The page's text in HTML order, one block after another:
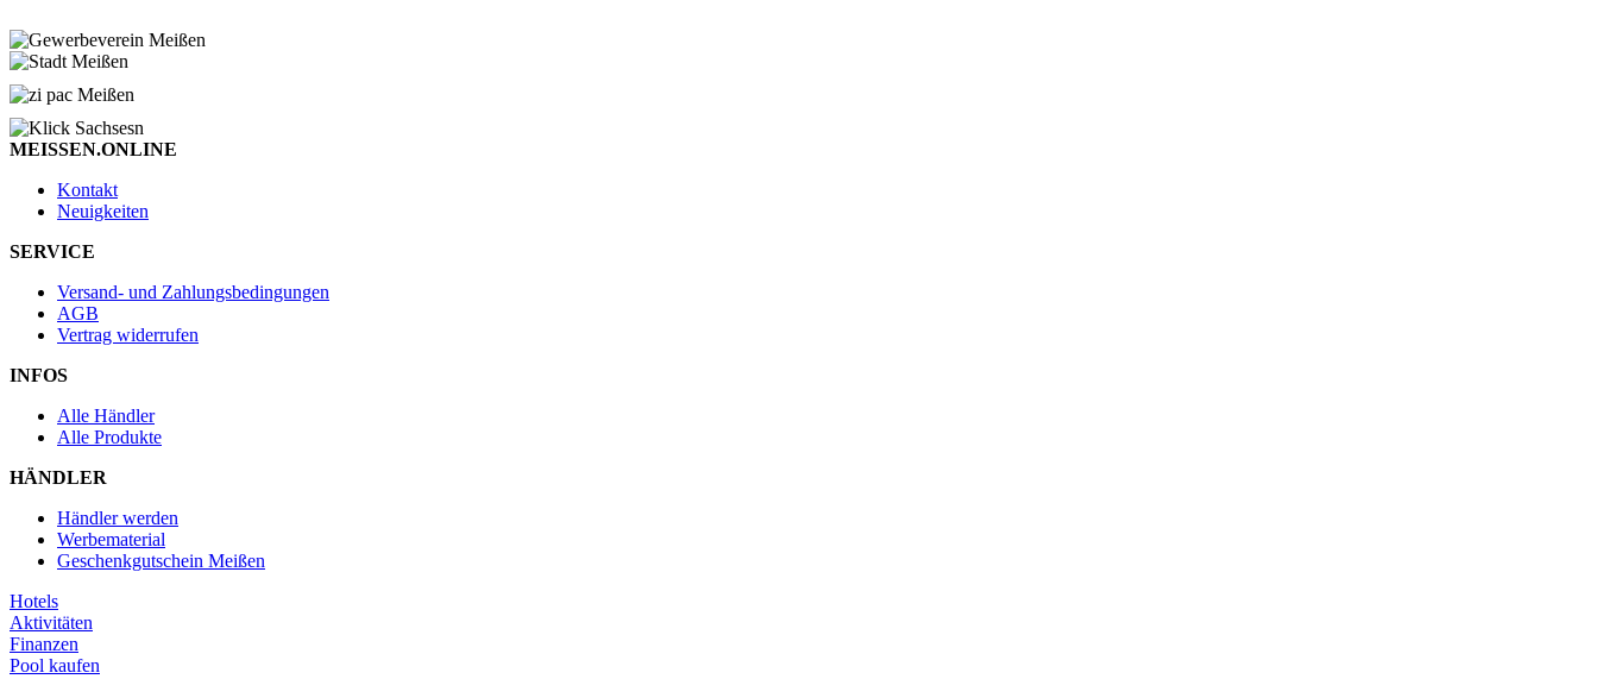
MEISSEN.ONLINE
Kontakt
Neuigkeiten
SERVICE
Versand- und Zahlungsbedingungen
AGB
Vertrag widerrufen
INFOS
Alle Händler
Alle Produkte
HÄNDLER
Händler werden
Werbematerial
Geschenkgutschein Meißen
Hotels
Aktivitäten
Finanzen
Pool kaufen